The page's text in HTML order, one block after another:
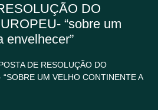
DO
“sobre um
envelhecer”
DE RESOLUÇÃO DO
UM VELHO CONTINENTE A